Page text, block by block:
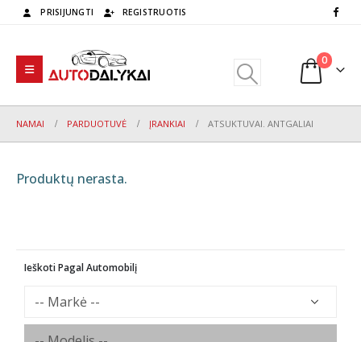
PRISIJUNGTI REGISTRUOTIS
0
NAMAI PARDUOTUVĖ ĮRANKIAI ATSUKTUVAI. ANTGALIAI
Produktų nerasta.
Ieškoti Pagal Automobilį